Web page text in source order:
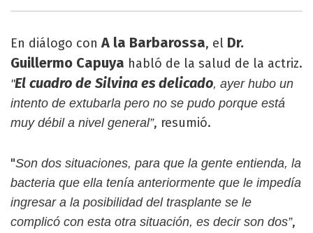
En diálogo conA la Barbarossa, el Dr.
Guillermo Capuya habló de la salud de la actriz.
"El cuadro de Silvina es delicado, ayer hubo un
intento de extubarla pero no se pudo porque está
muy débil a nivel general”, resumió.
"Son dos situaciones, para que la gente entienda, la
bacteria que ella tenía anteriormente que le impedía
ingresar a la posibilidad del trasplante se le
complicó con esta otra situación, es decir son dos”,